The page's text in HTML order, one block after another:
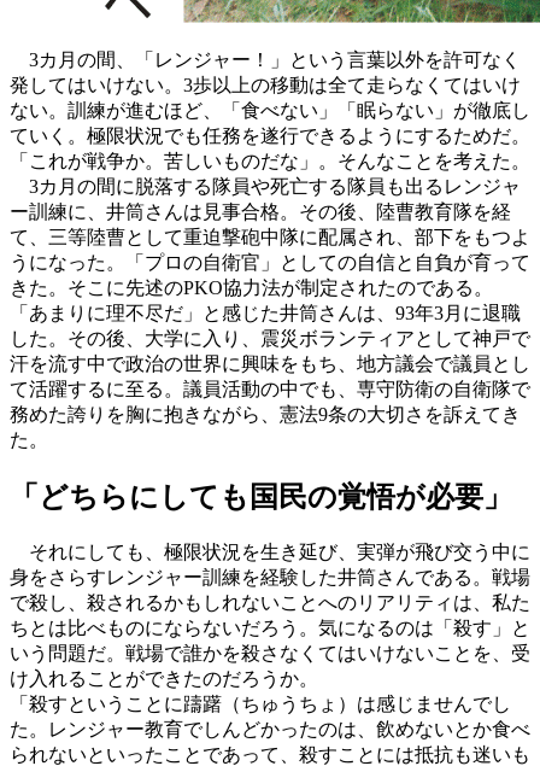
3カ月の間、「レンジャー！」という言葉以外を許可なく
発してはいけない。3歩以上の移動は全て走らなくてはいけ
ない。訓練が進むほど、「食べない」「眠らない」が徹底し
ていく。極限状況でも任務を遂行できるようにするためだ。
「これが戦争か。苦しいものだな」。そんなことを考えた。
3カ月の間に脱落する隊員や死亡する隊員も出るレンジャ
ー訓練に、井筒さんは見事合格。その後、陸曹教育隊を経
て、三等陸曹として重迫撃砲中隊に配属され、部下をもつよ
うになった。「プロの自衛官」としての自信と自負が育って
きた。そこに先述のPKO協力法が制定されたのである。
「あまりに理不尽だ」と感じた井筒さんは、93年3月に退職
した。その後、大学に入り、震災ボランティアとして神戸で
汗を流す中で政治の世界に興味をもち、地方議会で議員とし
て活躍するに至る。議員活動の中でも、専守防衛の自衛隊で
務めた誇りを胸に抱きながら、憲法9条の大切さを訴えてき
た。
「どちらにしても国民の覚悟が必要」
それにしても、極限状況を生き延び、実弾が飛び交う中に
身をさらすレンジャー訓練を経験した井筒さんである。戦場
で殺し、殺されるかもしれないことへのリアリティは、私た
ちとは比べものにならないだろう。気になるのは「殺す」と
いう問題だ。戦場で誰かを殺さなくてはいけないことを、受
け入れることができたのだろうか。
「殺すということに躊躇（ちゅうちょ）は感じませんでし
た。レンジャー教育でしんどかったのは、飲めないとか食べ
られないといったことであって、殺すことには抵抗も迷いも